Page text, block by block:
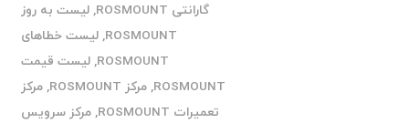
گارانتی ROSMOUNT
,لیست به روز
ROSMOUNT
,لیست خطاهای
ROSMOUNT
,لیست قیمت
ROSMOUNT
,مرکز ROSMOUNT ,مرکز
تعمیرات ROSMOUNT
,مرکز سرویس